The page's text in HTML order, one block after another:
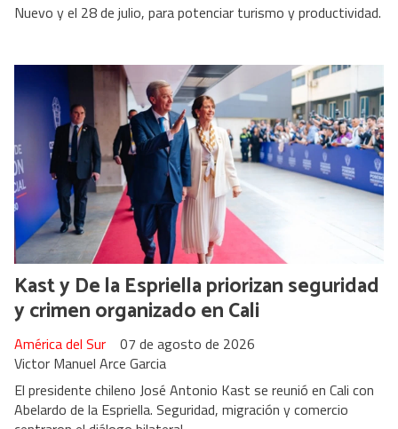
Nuevo y el 28 de julio, para potenciar turismo y productividad.
Kast y De la Espriella priorizan seguridad
y crimen organizado en Cali
Victor Manuel Arce Garcia
América del Sur 07 de agosto de 2026
El presidente chileno José Antonio Kast se reunió en Cali con
Abelardo de la Espriella. Seguridad, migración y comercio